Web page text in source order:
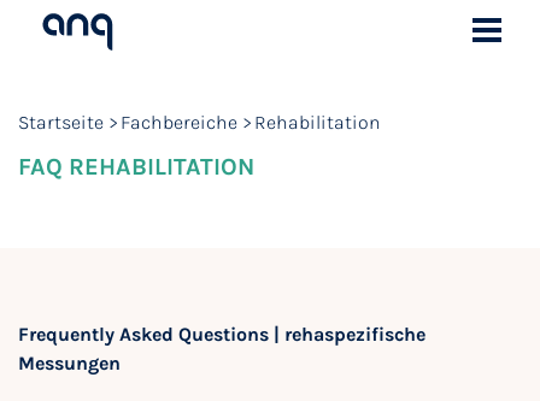
Startseite Fachbereiche Rehabilitation
FAQ REHABILITATION
Frequently Asked Questions | rehaspezifische
Messungen